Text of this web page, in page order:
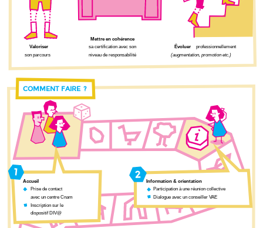
COMMENT FAIRE ?
Information & orientation
Participation à une réunion collective
Dialogue avec un conseiller VAE
2
Accueil
Prise de contact
avec un centre Cnam
Inscription sur le
dispositif DIV@
1
Valoriser
son parcours
Évoluer professionnellement
(augmentation, promotion etc.)
Mettre en cohérence
sa certification avec son
niveau de responsabilité